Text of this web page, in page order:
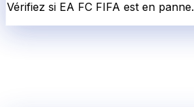
Vérifiez si EA FC FIFA est en panne.